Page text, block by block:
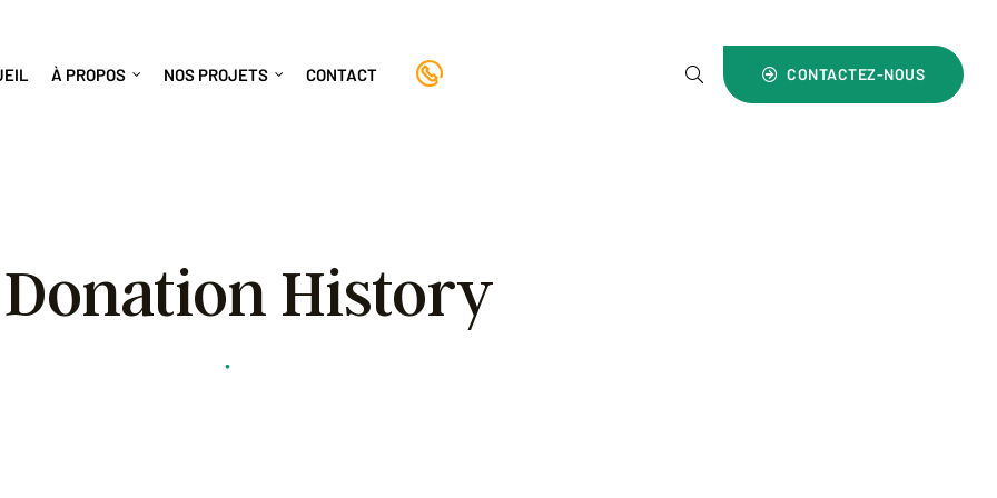
À PROPOS NOS PROJETS CONTACT CONTACTEZ-NOUS
Donation History
•